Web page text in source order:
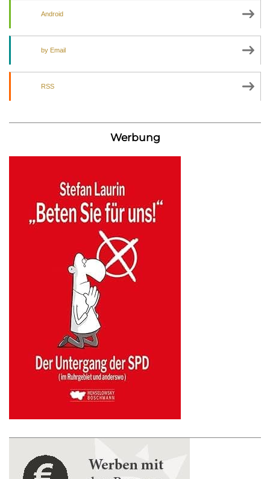
Android
by Email
RSS
Werbung